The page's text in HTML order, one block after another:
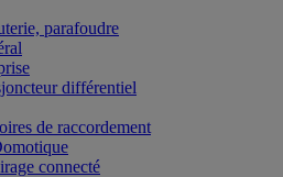
parafoudre
différentiel
de raccordement
connecté